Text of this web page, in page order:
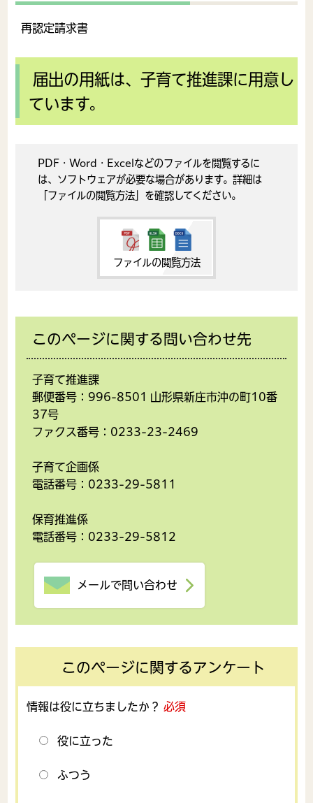
再認定請求書
届出の用紙は、子育て推進課に用意し
ています。
PDF・Word・Excelなどのファイルを閲覧するに
は、ソフトウェアが必要な場合があります。詳細は
「ファイルの閲覧方法」を確認してください。
ファイルの閲覧方法
このページに関する問い合わせ先
子育て推進課
郵便番号：996-8501 山形県新庄市沖の町10番
37号
ファクス番号：0233-23-2469
子育て企画係
電話番号：0233-29-5811
保育推進係
電話番号：0233-29-5812
メールで問い合わせ
このページに関するアンケート
情報は役に立ちましたか？ 必須
役に立った
ふつう